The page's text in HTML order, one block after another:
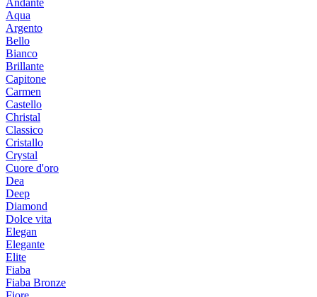
Aqua
Argento
Bello
Bianco
Brillante
Capitone
Carmen
Castello
Christal
Classico
Cristallo
Crystal
Cuore d'oro
Dea
Deep
Diamond
Dolce vita
Elegan
Elegante
Elite
Fiaba
Fiaba Bronze